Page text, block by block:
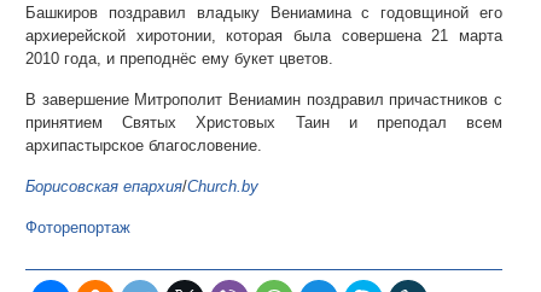
Башкиров поздравил владыку Вениамина с годовщиной его
архиерейской хиротонии, которая была совершена 21 марта
2010 года, и преподнёс ему букет цветов.
В завершение Митрополит Вениамин поздравил причастников с
принятием Святых Христовых Таин и преподал всем
архипастырское благословение.
Борисовская епархия/Church.by
Фоторепортаж